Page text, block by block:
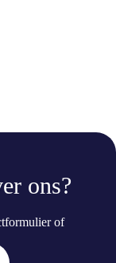
ons?
of